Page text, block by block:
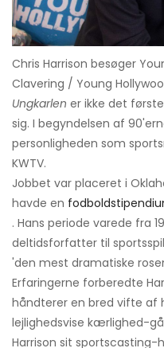
Chris Harrison besøger
Clavering / Young
Ungkarlen er ikke det
sig. I begyndelsen af
personligheden som
KWTV.
Jobbet var placeret i
havde en
. Hans periode varede fra
deltidsforfatter til
'den mest dramatiske
Erfaringerne forberedte
håndterer en bred vifte af
lejlighedsvise kærlighed-
Harrison sit